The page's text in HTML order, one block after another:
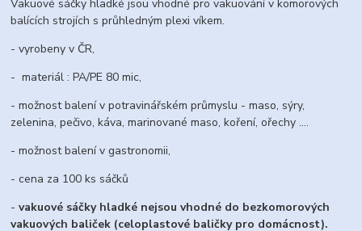
Vakuové sáčky hladké jsou vhodné pro vakuování v komorových
balících strojích s průhledným plexi víkem.
- vyrobeny v ČR,
- materiál : PA/PE 80 mic,
- možnost balení v potravinářském průmyslu - maso, sýry,
zelenina, pečivo, káva, marinované maso, koření, ořechy ....
- možnost balení v gastronomii,
- cena za 100 ks sáčků
-vakuové sáčky hladké nejsou vhodné do bezkomorových
vakuových baliček (celoplastové baličky pro domácnost).